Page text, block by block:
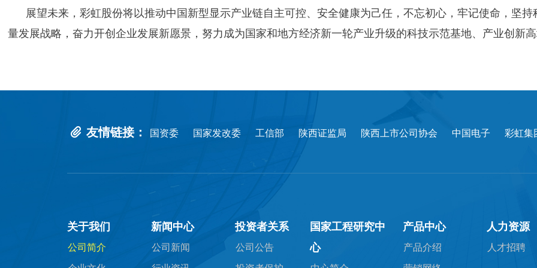
展望未来，彩虹股份将以推动中国新型显示产业链自主可控、安全健康为己任，不忘初心，牢记使命，坚
量发展战略，奋力开创企业发展新愿景，努力成为国家和地方经济新一轮产业升级的科技示范基地、产业创新
友情链接： 国资委 国家发改委 工信部 陕西证监局 陕西上市公司协会 中国电子 彩虹集
关于我们
公司简介
新闻中心
公司新闻
投资者关系
公司公告
国家工程研究中
心
产品中心
产品介绍
人力资源
人才招聘